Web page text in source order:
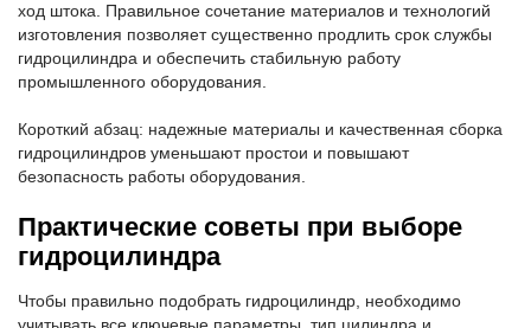
ход штока. Правильное сочетание материалов и технологий
изготовления позволяет существенно продлить срок службы
гидроцилиндра и обеспечить стабильную работу
промышленного оборудования.
Короткий абзац: надежные материалы и качественная сборка
гидроцилиндров уменьшают простои и повышают
безопасность работы оборудования.
Практические советы при выборе
гидроцилиндра
Чтобы правильно подобрать гидроцилиндр, необходимо